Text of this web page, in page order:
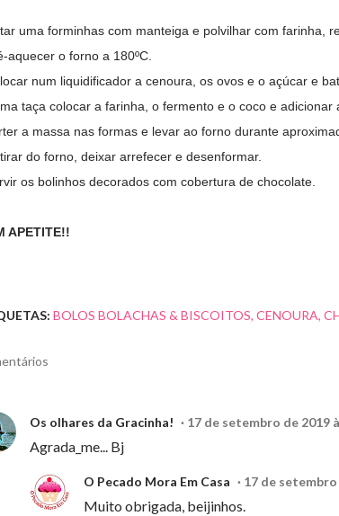
uma forminhas com manteiga e polvilhar com farinha,
aquecer o forno a 180ºC.
num liquidificador a cenoura, os ovos e o açúcar e
taça colocar a farinha, o fermento e o coco e
a massa nas formas e levar ao forno durante
do forno, deixar arrefecer e desenformar.
os bolinhos decorados com cobertura de chocolate.
APETITE!!
BOLOS BOLACHAS & BISCOITOS CENOURA
Os olhares da Gracinha! 17 de setembro de 2019
Agrada_me... Bj
O Pecado Mora Em Casa 17 de setembro
Muito obrigada, beijinhos.